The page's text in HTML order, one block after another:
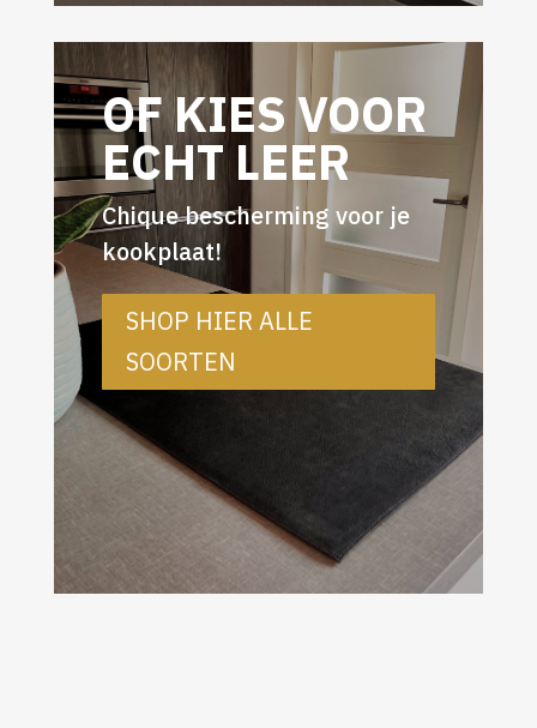
OF KIES VOOR
ECHT LEER
Chique bescherming voor je
kookplaat!
SHOP HIER ALLE
SOORTEN